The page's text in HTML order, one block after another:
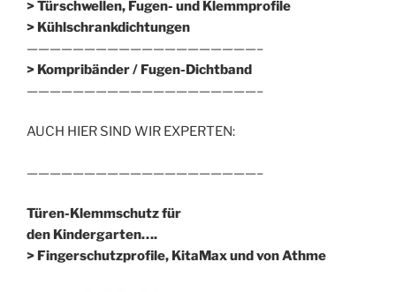
> Türschwellen, Fugen- und Klemmprofile
> Kühlschrankdichtungen
————————————————————–
> Kompribänder / Fugen-Dichtband
————————————————————–
AUCH HIER SIND WIR EXPERTEN:
————————————————————–
Türen-Klemmschutz für
den Kindergarten….
> Fingerschutzprofile, KitaMax und von Athme